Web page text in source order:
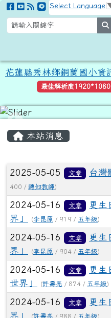
跳至主內容區
花蓮縣秀林鄉銅
Select Language
花蓮縣秀林鄉銅蘭國小資
最佳解析度
本站消息
文章列表
2025-05-05 文章 台灣
400 / 轉知教師)
2024-05-16 文章
更生
界」
(李昆原 / 919 / 五年級)
2024-05-16 文章
更生
界」
(李昆原 / 904 / 五年級)
2024-05-16 文章
更生
世界」
(許壽亮 / 874 / 五年級)
2024-05-16 文章
更生
界」
(許壽亮 / 988 / 五年級)